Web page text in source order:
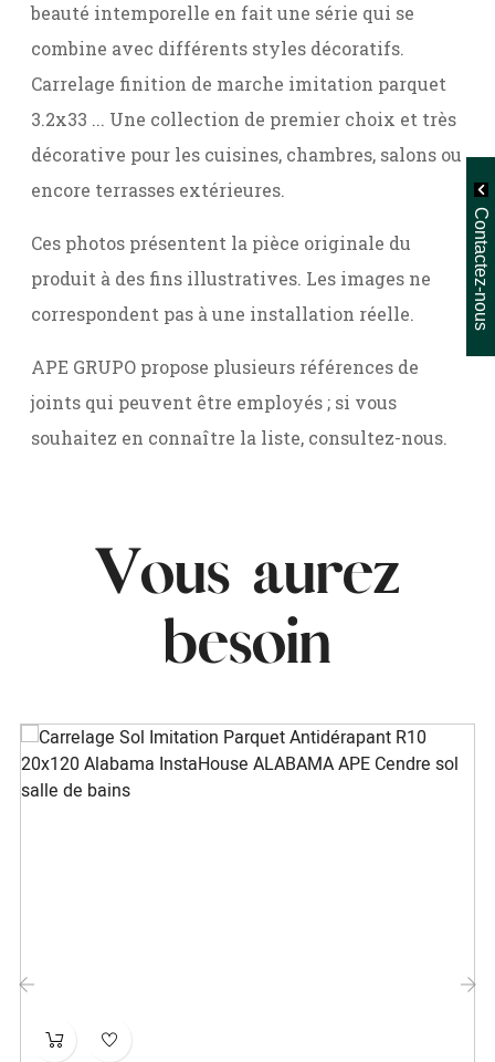
beauté intemporelle en fait une série qui se
combine avec différents styles décoratifs.
Carrelage finition de marche imitation parquet
3.2x33 ... Une collection de premier choix et très
décorative pour les cuisines, chambres, salons ou
encore terrasses extérieures.
Ces photos présentent la pièce originale du
produit à des fins illustratives. Les images ne
correspondent pas à une installation réelle.
APE GRUPO propose plusieurs références de
joints qui peuvent être employés ; si vous
souhaitez en connaître la liste, consultez-nous.
Vous aurez
besoin
Contactez-nous